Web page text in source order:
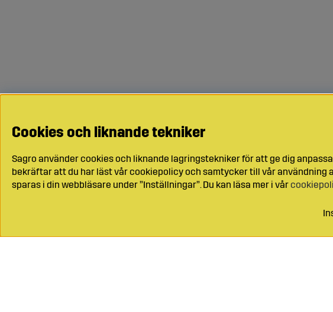
Cookies och liknande tekniker
Sagro använder cookies och liknande lagringstekniker för att ge dig
bekräftar att du har läst vår cookiepolicy och samtycker till vår användning
sparas i din webbläsare under ”Inställningar”. Du kan läsa mer i vår